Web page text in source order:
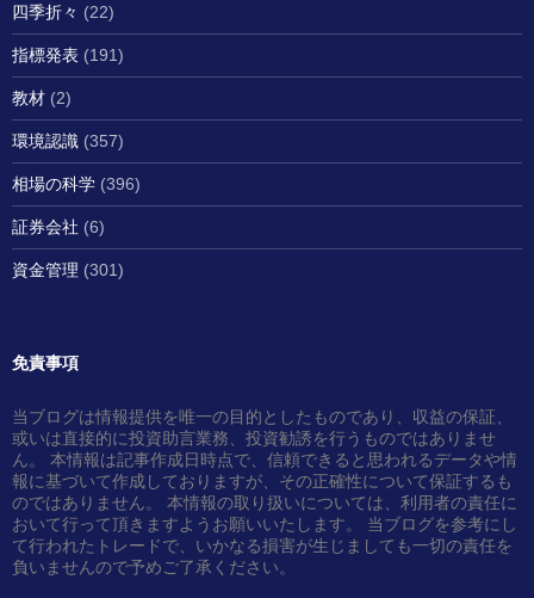
四季折々 (22)
指標発表 (191)
教材 (2)
環境認識 (357)
相場の科学 (396)
証券会社 (6)
資金管理 (301)
免責事項
当ブログは情報提供を唯一の目的としたものであり、収益の保証、
或いは直接的に投資助言業務、投資勧誘を行うものではありませ
ん。 本情報は記事作成日時点で、信頼できると思われるデータや情
報に基づいて作成しておりますが、その正確性について保証するも
のではありません。 本情報の取り扱いについては、利用者の責任に
おいて行って頂きますようお願いいたします。 当ブログを参考にし
て行われたトレードで、いかなる損害が生じましても一切の責任を
負いませんので予めご了承ください。